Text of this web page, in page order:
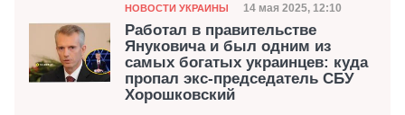
Категория
НОВОСТИ УКРАИНЫ Дата публикации
14 мая 2025, 12:10
Работал в правительстве
Януковича и был одним из
самых богатых украинцев: куда
пропал экс-председатель СБУ
Хорошковский